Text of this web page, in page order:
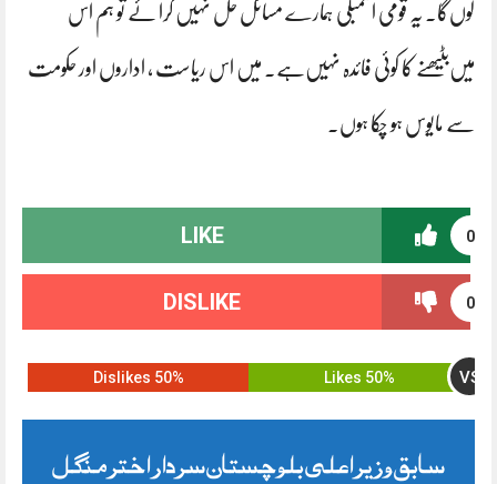
لوں‌گا. یہ قومی اسمبلی ہمارے مسائل حل نہیں کرا ئے تو ہم اس
میں‌بٹیھنے کا کوئی فائدہ نہیں‌ہے. میں اس ریاست ، اداروں اور حکومت
سے مایوس ہو چکا ہوں.
0
LIKE
0
DISLIKE
50% Likes VS
50% Dislikes
سابق وزیر اعلی بلوچستان سردار اختر منگل